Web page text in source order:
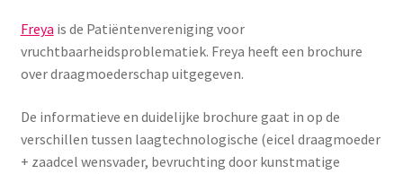
Freya is de Patiëntenvereniging voor
vruchtbaarheidsproblematiek. Freya heeft een brochure
over draagmoederschap uitgegeven.
De informatieve en duidelijke brochure gaat in op de
verschillen tussen laagtechnologische (eicel draagmoeder
+ zaadcel wensvader, bevruchting door kunstmatige